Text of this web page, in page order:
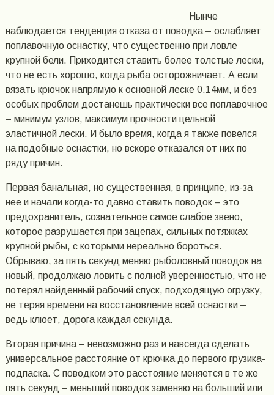
Нынче
наблюдается тенденция отказа от поводка – ослабляет
поплавочную оснастку, что существенно при ловле
крупной бели. Приходится ставить более толстые лески,
что не есть хорошо, когда рыба осторожничает. А если
вязать крючок напрямую к основной леске 0.14мм, и без
особых проблем достанешь практически все поплавочное
– минимум узлов, максимум прочности цельной
эластичной лески. И было время, когда я также повелся
на подобные оснастки, но вскоре отказался от них по
ряду причин.
Первая банальная, но существенная, в принципе, из-за
нее и начали когда-то давно ставить поводок – это
предохранитель, сознательное самое слабое звено,
которое разрушается при зацепах, сильных потяжках
крупной рыбы, с которыми нереально бороться.
Обрываю, за пять секунд меняю рыболовный поводок на
новый, продолжаю ловить с полной уверенностью, что не
потерял найденный рабочий спуск, подходящую огрузку,
не теряя времени на восстановление всей оснастки –
ведь клюет, дорога каждая секунда.
Вторая причина – невозможно раз и навсегда сделать
универсальное расстояние от крючка до первого грузика-
подпаска. С поводком это расстояние меняется в те же
пять секунд – меньший поводок заменяю на больший или